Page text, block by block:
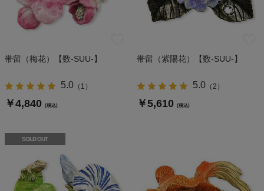
帯留（梅花）【数-SUU-】
5.0（ 1 ）
￥4,840 (税込)
帯留（紫陽花）【数-SUU-】
5.0（2 ）
￥5,610 (税込)
SOLD OUT